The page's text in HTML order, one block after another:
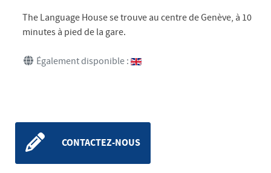
The Language House se trouve au centre de Genève, à 10
minutes à pied de la gare.
Également disponible :
CONTACTEZ-NOUS